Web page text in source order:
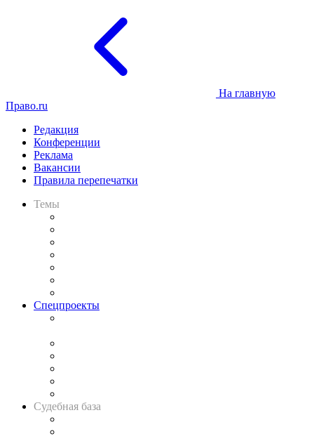
На главную
Право.ru
Редакция
Конференции
Реклама
Вакансии
Правила перепечатки
Темы
Спецпроекты
Судебная база